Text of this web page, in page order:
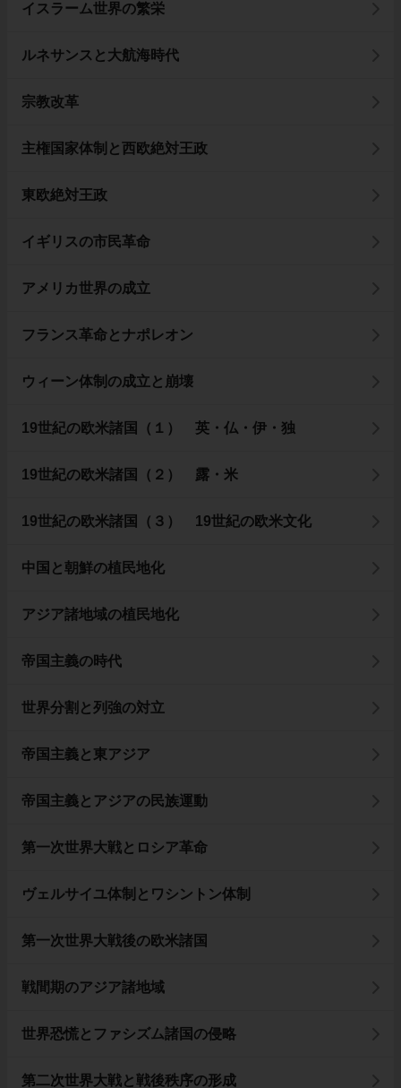
イスラーム世界の繁栄
ルネサンスと大航海時代
宗教改革
主権国家体制と西欧絶対王政
東欧絶対王政
イギリスの市民革命
アメリカ世界の成立
フランス革命とナポレオン
ウィーン体制の成立と崩壊
19世紀の欧米諸国（１） 英・仏・伊・独
19世紀の欧米諸国（２） 露・米
19世紀の欧米諸国（３） 19世紀の欧米文化
中国と朝鮮の植民地化
アジア諸地域の植民地化
帝国主義の時代
世界分割と列強の対立
帝国主義と東アジア
帝国主義とアジアの民族運動
第一次世界大戦とロシア革命
ヴェルサイユ体制とワシントン体制
第一次世界大戦後の欧米諸国
戦間期のアジア諸地域
世界恐慌とファシズム諸国の侵略
第二次世界大戦と戦後秩序の形成